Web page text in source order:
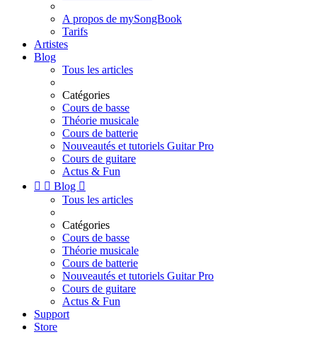
A propos de mySongBook
Tarifs
Artistes
Blog
Tous les articles
Catégories
Cours de basse
Théorie musicale
Cours de batterie
Nouveautés et tutoriels Guitar Pro
Cours de guitare
Actus & Fun
  Blog 
Tous les articles
Catégories
Cours de basse
Théorie musicale
Cours de batterie
Nouveautés et tutoriels Guitar Pro
Cours de guitare
Actus & Fun
Support
Store